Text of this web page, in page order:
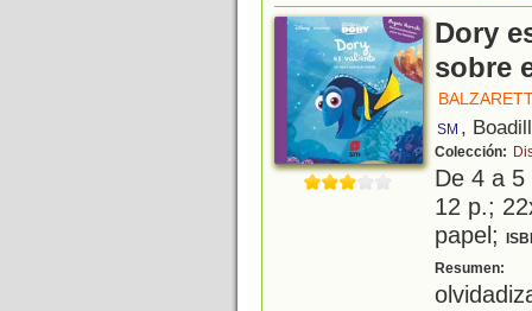
Dory
sobre
SM ,
Colección:
De 4 a
12 p.;
papel;
Resumen: